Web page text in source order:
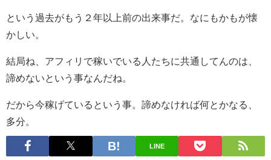
という過去がもう２年以上前の出来事だ。なにもかもが懐
かしい。
結局ね、アフィリで稼いでいる人たちに共通してんのは、
諦めないという事なんだね。
だから今稼げているという事。諦めなければ何とかなる、
多分。
LINE